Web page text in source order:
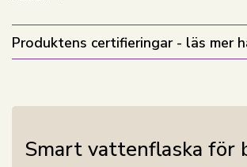
Produktens certifieringar - läs mer
Smart vattenflaska för